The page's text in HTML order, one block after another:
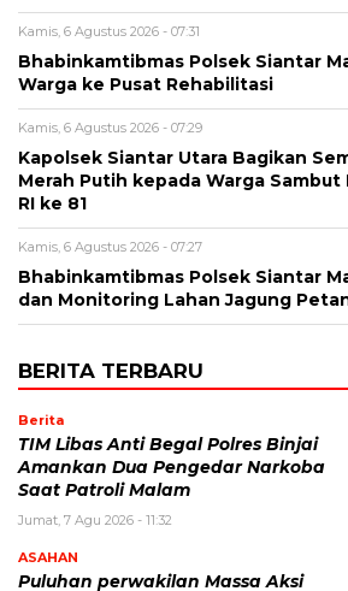
Kamis, 6 Agustus 2026 - 07:31
Bhabinkamtibmas Polsek Siantar
Warga ke Pusat Rehabilitasi
Kamis, 6 Agustus 2026 - 07:29
Kapolsek Siantar Utara Bagikan
Merah Putih kepada Warga Sambut
RI ke 81
Kamis, 6 Agustus 2026 - 07:27
Bhabinkamtibmas Polsek Siantar
dan Monitoring Lahan Jagung
BERITA TERBARU
Berita
TIM Libas Anti Begal Polres Binjai
Amankan Dua Pengedar Narkoba
Saat Patroli Malam
Jumat, 7 Agu 2026 - 11:32
ASAHAN
Puluhan perwakilan Massa Aksi